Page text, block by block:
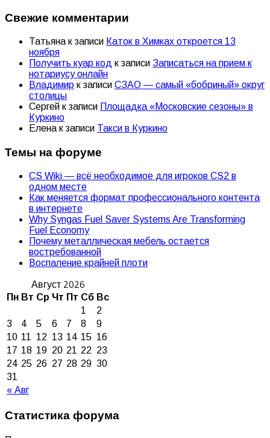
Свежие комментарии
Татьяна к записи Каток в Химках откроется 13
ноября
Получить куар код к записи Записаться на прием к
нотариусу онлайн
Владимир к записи СЗАО — самый «бобриный» округ
столицы
Сергей к записи Площадка «Московские сезоны» в
Куркино
Елена к записи Такси в Куркино
Темы на форуме
CS Wiki — всё необходимое для игроков CS2 в
одном месте
Как меняется формат профессионального контента
в интернете
Why Syngas Fuel Saver Systems Are Transforming
Fuel Economy
Почему металлическая мебель остается
востребованной
Воспаление крайней плоти
Август 2026
Пн Вт Ср Чт Пт Сб Вс
« Авг
1
2
3
4 5 6 7 8
9
10 11 12 13 14 15 16
17 18 19 20 21 22 23
24 25 26 27 28 29 30
31
Статистика форума